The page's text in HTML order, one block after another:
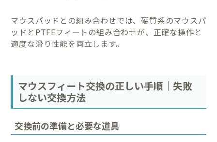
マウスパッドとの組み合わせでは、硬質系のマウスパ
ッドとPTFEフィートの組み合わせが、正確な操作と
適度な滑り性能を両立します。
マウスフィート交換の正しい手順｜失敗
しない交換方法
交換前の準備と必要な道具